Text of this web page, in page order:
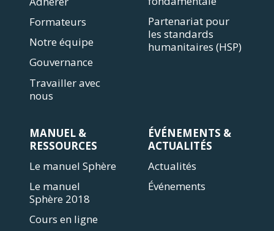
Formateurs
Notre équipe
Gouvernance
Travailler avec
nous
Partenariat pour
les standards
humanitaires (HSP)
MANUEL &
RESSOURCES
Le manuel Sphère
Le manuel
Sphère 2018
Cours en ligne
ÉVÉNEMENTS &
ACTUALITÉS
Actualités
Événements